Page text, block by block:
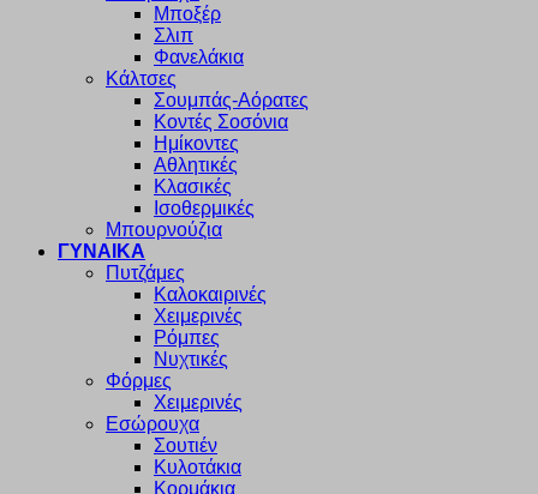
Μποξέρ
Σλιπ
Φανελάκια
Κάλτσες
Σουμπάς-Αόρατες
Κοντές Σοσόνια
Ημίκοντες
Αθλητικές
Κλασικές
Ισοθερμικές
Μπουρνούζια
ΓΥΝΑΙΚΑ
Πυτζάμες
Καλοκαιρινές
Χειμερινές
Ρόμπες
Νυχτικές
Φόρμες
Χειμερινές
Εσώρουχα
Σουτιέν
Κυλοτάκια
Κορμάκια